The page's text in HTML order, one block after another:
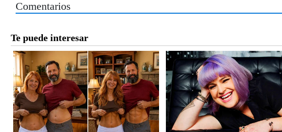
Comentarios